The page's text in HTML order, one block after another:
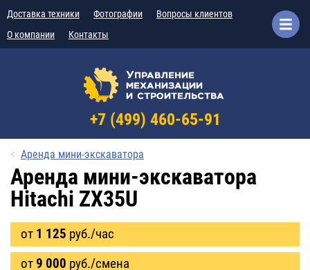
Доставка техники Фотографии
Вопросы клиентов
О компании
Контакты
+7 (499) 460-65-91
Аренда мини-экскаватора
Аренда мини-экскаватора
Hitachi ZX35U
от 1 125 руб./час
от9 000 руб./смена